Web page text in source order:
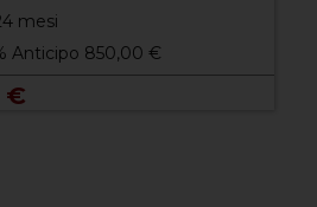
mesi
Anticipo 850,00 €
€